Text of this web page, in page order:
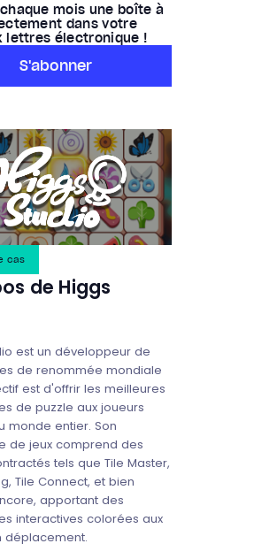
mois une boîte à
dans votre
lettres électronique !
S'abonner
cas
de Higgs
est un développeur de
de renommée mondiale
est d'offrir les meilleures
de puzzle aux joueurs
monde entier. Son
de jeux comprend des
tels que Tile Master,
Tile Connect, et bien
apportant des
interactives colorées aux
déplacement.